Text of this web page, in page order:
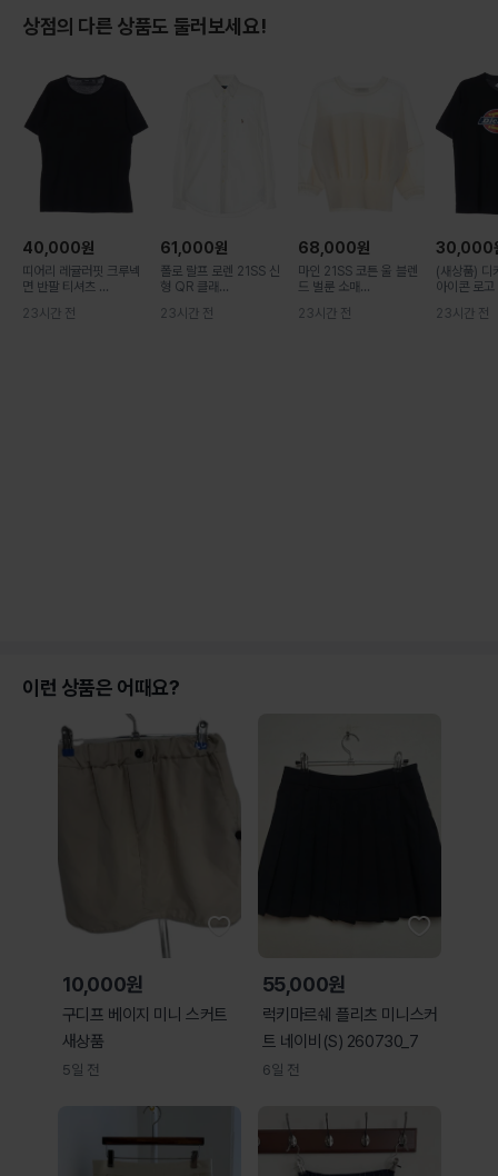
상점의 다른 상품도 둘러보세요!
40,000원
띠어리 레귤러핏 크루넥
면 반팔 티셔츠 ...
23시간 전
61,000원
폴로 랄프 로렌 21SS 신
형 QR 클래...
23시간 전
68,000원
마인 21SS 코튼 울 블렌
드 벌룬 소매...
23시간 전
30,000
(새상품)
아이콘 로
23시간 전
이런 상품은 어때요?
10,000원
구디프 베이지 미니 스커트
새상품
5일 전
55,000원
럭키마르쉐 플리츠 미니스커
트 네이비(S) 260730_7
6일 전